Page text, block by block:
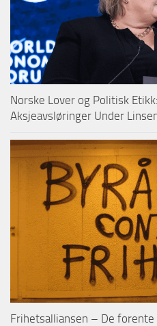
Norske Lover og Politisk
Aksjeavsløringer Under
Frihetsalliansen – De forente